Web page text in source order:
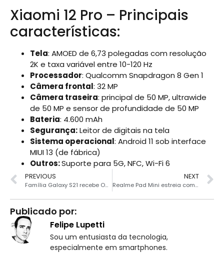
Xiaomi 12 Pro – Principais
características:
Tela: AMOED de 6,73 polegadas com resolução
2K e taxa variável entre 10-120 Hz
Processador: Qualcomm Snapdragon 8 Gen 1
Câmera frontal: 32 MP
Câmera traseira: principal de 50 MP, ultrawide
de 50 MP e sensor de profundidade de 50 MP
Bateria: 4.600 mAh
Segurança:Leitor de digitais na tela
Sistema operacional: Android 11 sob interface
MIUI 13 (de fábrica)
Outros:Suporte para 5G, NFC, Wi-Fi 6
PREVIOUS
Família Galaxy S21 recebe One UI 4.1 no Brasil
NEXT
Realme Pad Mini estreia com tela de 8.7″ e bateria de 6.400 mAh
Publicado por:
Felipe Lupetti
Sou um entusiasta da tecnologia,
especialmente em smartphones.